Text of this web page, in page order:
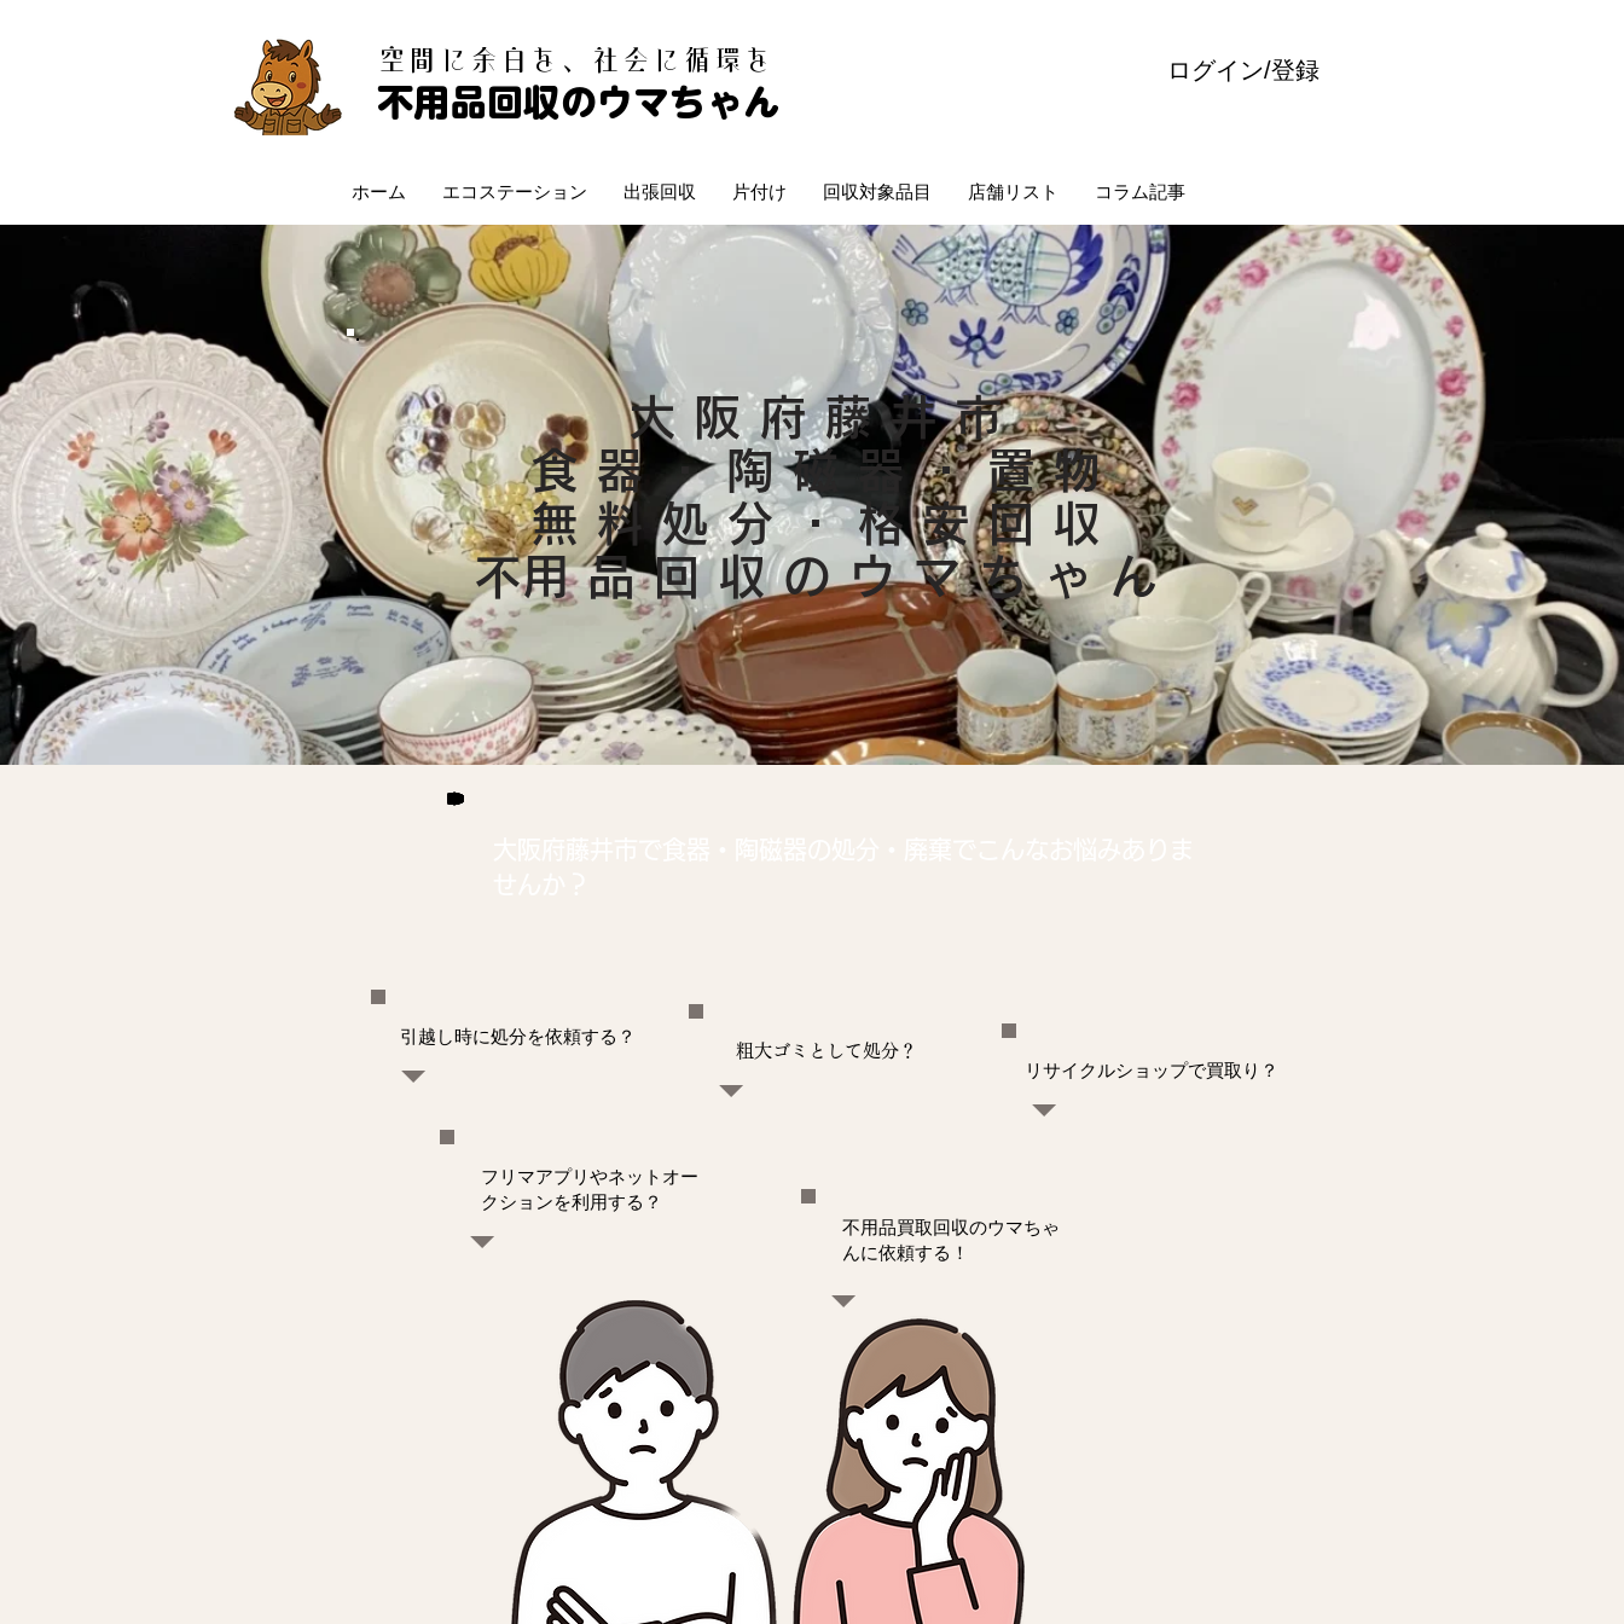
​空間に余白を、社会に循環を
不用品回収のウマちゃん
ログイン/登録
ホーム エコステーション 出張回収 片付け 回収対象品目 店舗リスト コラム記事
大阪府藤井市
食器・陶磁器・置物
無料処分・格安回収
​不用品回収のウマちゃん
引越し時に処分を依頼する？
粗大ゴミとして処分？
リサイクルショップで買取り？
フリマアプリやネットオー
クションを利用する？
不用品買取回収のウマちゃ
んに依頼する！